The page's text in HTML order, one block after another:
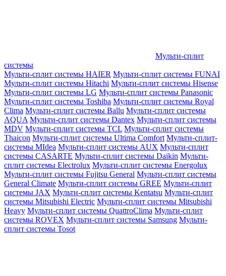
Мульти-сплит
системы
Мульти-сплит системы HAIER Мульти-сплит системы FUNAI
Мульти-сплит системы Hitachi Мульти-сплит системы Hisense
Мульти-сплит системы LG Мульти-сплит системы Panasonic
Мульти-сплит системы Toshiba Мульти-сплит системы Royal
Clima Мульти-сплит системы Ballu Мульти-сплит системы
AQUA Мульти-сплит системы Dantex Мульти-сплит системы
MDV Мульти-сплит системы TCL Мульти-сплит системы
Thaicon Мульти-сплит системы Ultima Comfort Мульти-сплит-
системы MIdea Мульти-сплит системы AUX Мульти-сплит
системы CASARTE Мульти-сплит системы Daikin Мульти-
сплит системы Electrolux Мульти-сплит системы Energolux
Мульти-сплит системы Fujitsu General Мульти-сплит системы
General Climate Мульти-сплит системы GREE Мульти-сплит
системы JAX Мульти-сплит системы Kentatsu Мульти-сплит
системы Mitsubishi Electric Мульти-сплит системы Mitsubishi
Heavy Мульти-сплит системы QuattroClima Мульти-сплит
системы ROVEX Мульти-сплит системы Samsung Мульти-
сплит системы Tosot